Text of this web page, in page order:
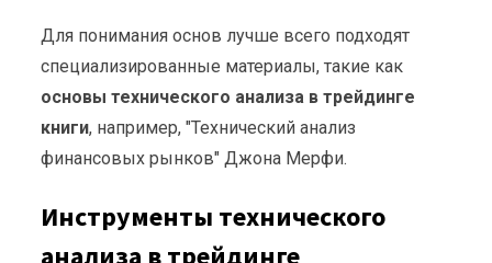
Для понимания основ лучше всего подходят
специализированные материалы, такие как
основы технического анализа в трейдинге
книги, например, "Технический анализ
финансовых рынков" Джона Мерфи.
Инструменты технического
анализа в трейдинге